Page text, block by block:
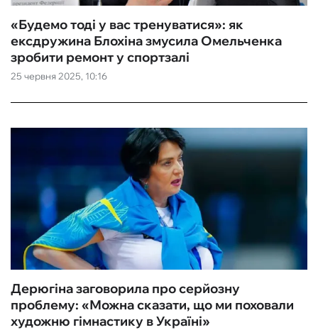
КІБЕРСПОРТ
ЧС-2026
ФУТЗАЛ
ІНШІ
БУКМЕКЕРИ
25 червня 2025, 10:16
«Будемо тоді у вас тренуватися‎»: як
ексдружина Блохіна змусила Омельченка
зробити ремонт у спортзалі
Дерюгіна заговорила про серйозну
проблему: «Можна сказати, що ми поховали
художню гімнастику в Україні‎»